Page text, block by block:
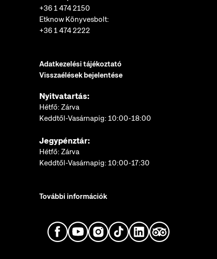
+36 1 474 2150
Etknow Könyvesbolt:
+36 1 474 2222
Adatkezelési tájékoztató
Visszaélések bejelentése
Nyitvatartás:
Hétfő: Zárva
Keddtől-Vasárnapig: 10:00-18:00
Jegypénztár:
Hétfő: Zárva
Keddtől-Vasárnapig: 10:00-17:30
További információk